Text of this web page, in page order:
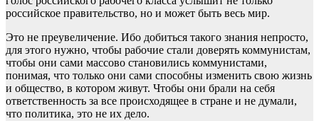
российское правительство, но и может быть весь мир.
Это не преувеличение. Ибо добиться такого знания непросто,
для этого нужно, чтобы рабочие стали доверять коммунистам,
чтобы они сами массово становились коммунистами,
понимая, что только они сами способны изменить свою жизнь
и общество, в котором живут. Чтобы они брали на себя
ответственность за все происходящее в стране и не думали,
что политика, это не их дело.